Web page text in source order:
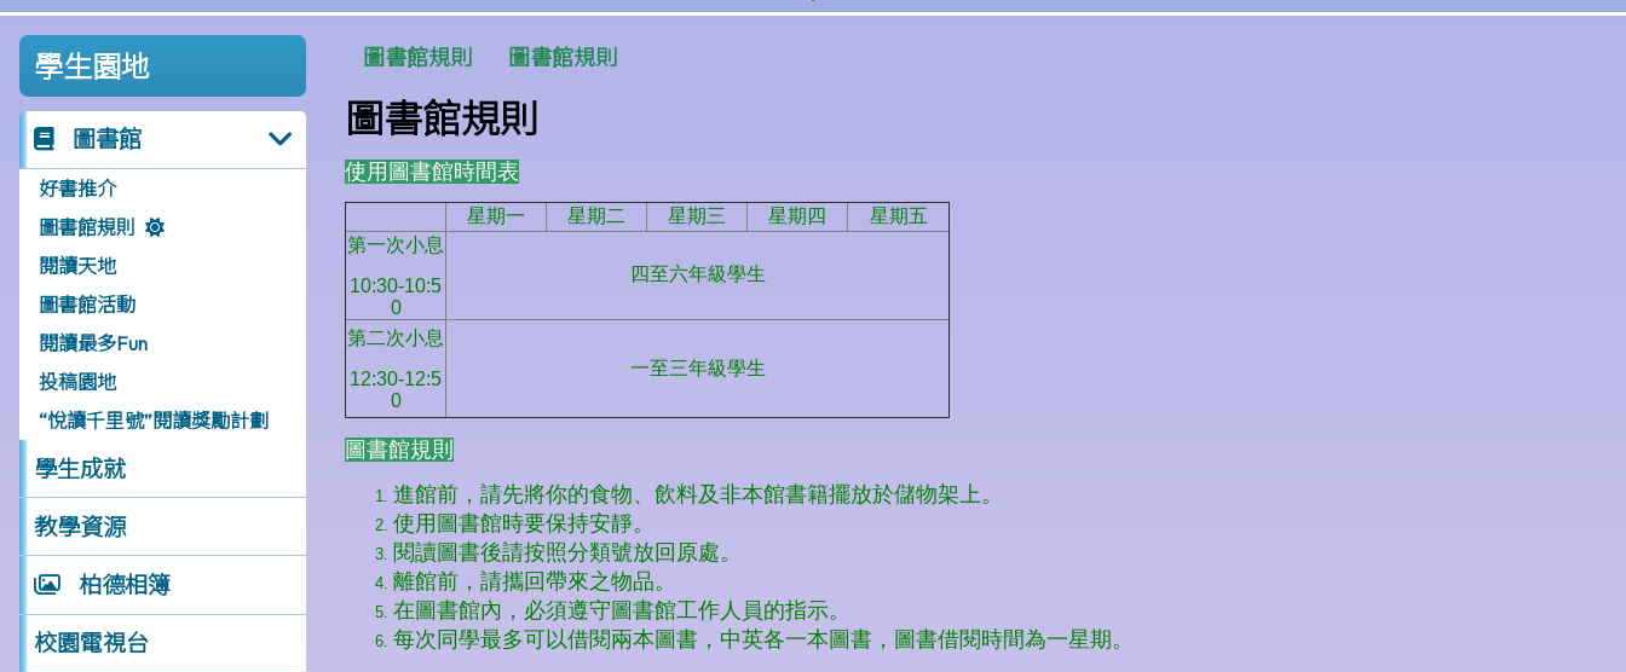
學生園地
圖書館
好書推介
圖書館規則
閱讀天地
圖書館活動
閱讀最多Fun
投稿園地
“悅讀千里號”閱讀獎勵計劃
學生成就
教學資源
柏德相簿
校園電視台
圖書館規則 圖書館規則
圖書館規則